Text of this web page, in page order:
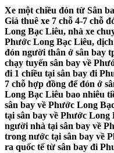
Xe một chiều đón từ Sân
Giá thuê xe 7 chỗ 4-7 chỗ
Long Bạc Liêu, nhà xe
Phước Long Bạc Liêu,
đón người thân ở sân bay
chạy tuyến sân bay về
đi 1 chiều tại sân bay đi
7 chỗ hợp đồng để đón ở
Long Bạc Liêu bao nhiêu
sân bay về Phước Long
tại sân bay về Phước Long
người nhà tại sân bay về
trong nước tại sân bay về
ra quốc tế từ sân bay đi